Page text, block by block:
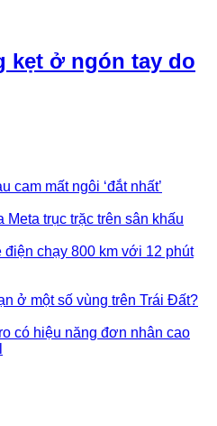
kẹt ở ngón tay do
cam mất ngôi ‘đắt nhất’
Meta trục trặc trên sân khấu
chạy 800 km với 12 phút
ở một số vùng trên Trái Đất?
có hiệu năng đơn nhân cao